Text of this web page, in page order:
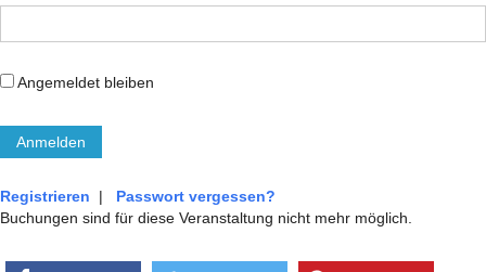
Angemeldet bleiben
Registrieren | Passwort vergessen?
Buchungen sind für diese Veranstaltung nicht mehr möglich.